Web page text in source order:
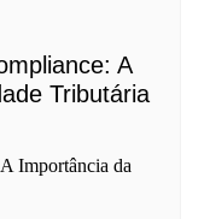
A
Tributária
Importância da